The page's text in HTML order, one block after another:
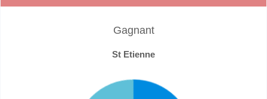
Gagnant
St Etienne